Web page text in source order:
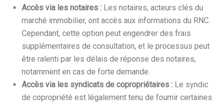
Accès via les notaires : Les notaires, acteurs clés du
marché immobilier, ont accès aux informations du RNC.
Cependant, cette option peut engendrer des frais
supplémentaires de consultation, et le processus peut
être ralenti par les délais de réponse des notaires,
notamment en cas de forte demande.
Accès via les syndicats de copropriétaires : Le syndic
de copropriété est légalement tenu de fournir certaines